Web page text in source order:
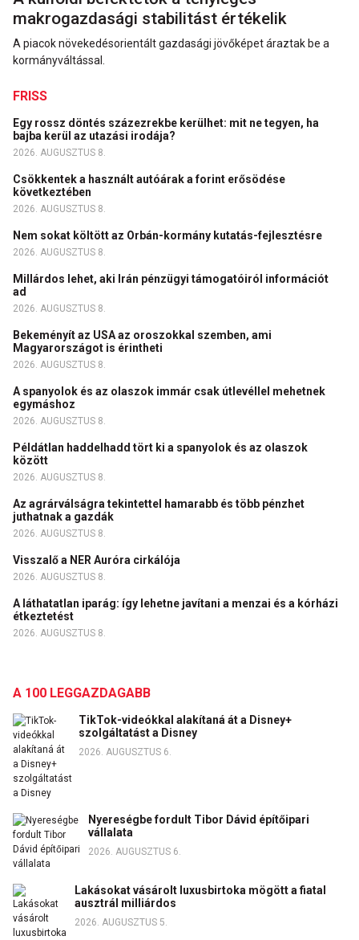
makrogazdasági stabilitást értékelik
A piacok növekedésorientált gazdasági jövőképet áraztak be a
kormányváltással.
FRISS
Egy rossz döntés százezrekbe kerülhet: mit ne tegyen, ha
bajba kerül az utazási irodája?
2026. AUGUSZTUS 8.
Csökkentek a használt autóárak a forint erősödése
következtében
2026. AUGUSZTUS 8.
Nem sokat költött az Orbán-kormány kutatás-fejlesztésre
2026. AUGUSZTUS 8.
Millárdos lehet, aki Irán pénzügyi támogatóiról információt
ad
2026. AUGUSZTUS 8.
Bekeményít az USA az oroszokkal szemben, ami
Magyarországot is érintheti
2026. AUGUSZTUS 8.
A spanyolok és az olaszok immár csak útlevéllel mehetnek
egymáshoz
2026. AUGUSZTUS 8.
Példátlan haddelhadd tört ki a spanyolok és az olaszok
között
2026. AUGUSZTUS 8.
Az agrárválságra tekintettel hamarabb és több pénzhet
juthatnak a gazdák
2026. AUGUSZTUS 8.
Visszalő a NER Auróra cirkálója
2026. AUGUSZTUS 8.
A láthatatlan iparág: így lehetne javítani a menzai és a kórházi
étkeztetést
2026. AUGUSZTUS 8.
A 100 LEGGAZDAGABB
TikTok-videókkal alakítaná át a Disney+
szolgáltatást a Disney
2026. AUGUSZTUS 6.
Nyereségbe fordult Tibor Dávid építőipari
vállalata
2026. AUGUSZTUS 6.
Lakásokat vásárolt luxusbirtoka mögött a fiatal
ausztrál milliárdos
2026. AUGUSZTUS 5.